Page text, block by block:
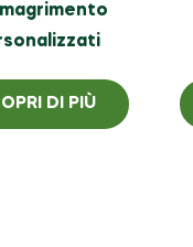
DI PIÙ